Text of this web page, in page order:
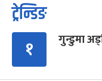
ट्रेन्डिङ
१ गुन्डुमा